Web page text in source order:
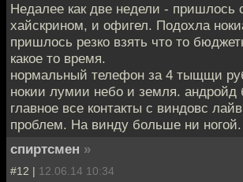
Недалее как две недели - пришлось
хайскрином, и офигел. Подохла
пришлось резко взять что то
какое то время.
нормальный телефон за 4 тыщщи
нокии лумии небо и земля. андройд
главное все контакты с виндовс
проблем. На винду больше ни ногой.
спиртсмен »
#12 | 12.06.14 10:34